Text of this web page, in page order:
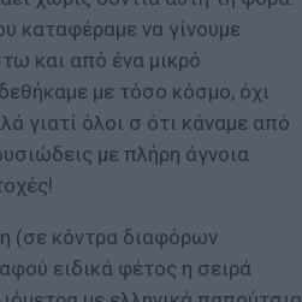
καταφέραμε να γίνουμε
και από ένα μικρό
με τόσο κόσμο, όχι
γιατί όλοι σ ότι κάναμε από
με πλήρη άγνοια
(σε κόντρα διαφόρων
ειδικά φέτος η σειρά